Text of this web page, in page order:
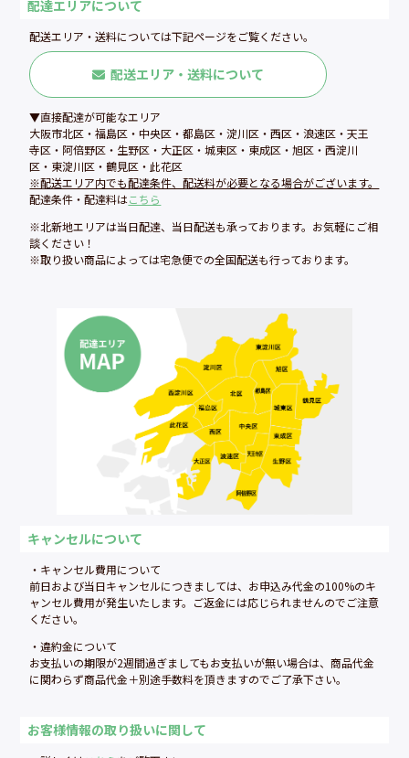
配達エリアについて
配送エリア・送料については下記ページをご覧ください。
配送エリア・送料について
▼直接配達が可能なエリア
大阪市北区・福島区・中央区・都島区・淀川区・西区・浪速区・天王
寺区・阿倍野区・生野区・大正区・城東区・東成区・旭区・西淀川
区・東淀川区・鶴見区・此花区
※配送エリア内でも配達条件、配送料が必要となる場合がございます。
配達条件・配達料はこちら
※北新地エリアは当日配達、当日配送も承っております。お気軽にご相
談ください！
※取り扱い商品によっては宅急便での全国配送も行っております。
キャンセルについて
・キャンセル費用について
前日および当日キャンセルにつきましては、お申込み代金の100%のキ
ャンセル費用が発生いたします。ご返金には応じられませんのでご注意
ください。
・違約金について
お支払いの期限が2週間過ぎましてもお支払いが無い場合は、商品代金
に関わらず商品代金＋別途手数料を頂きますのでご了承下さい。
お客様情報の取り扱いに関して